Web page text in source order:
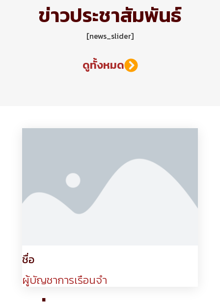
ข่าวประชาสัมพันธ์
[news_slider]
ดูทั้งหมด
ชื่อ
ผู้บัญชาการเรือนจำ